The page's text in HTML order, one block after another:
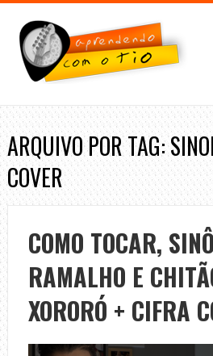
ARQUIVO POR TAG:
COVER
COMO TOCAR,
RAMALHO E
XORORÓ + CIFRA